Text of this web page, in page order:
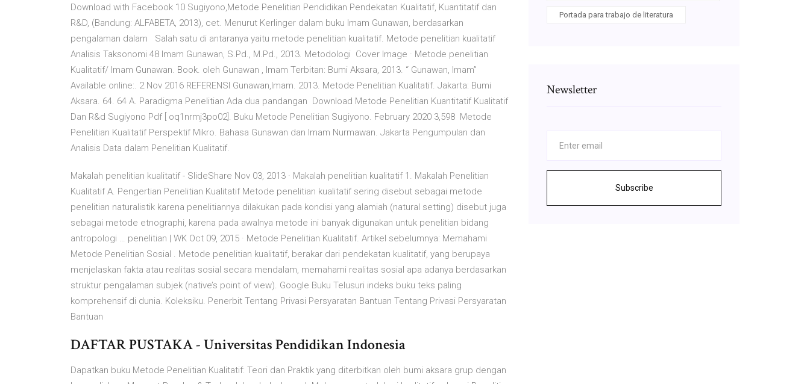
Download with Facebook 10 Sugiyono,Metode Penelitian Pendidikan Pendekatan Kualitatif, Kuantitatif dan
R&D, (Bandung: ALFABETA, 2013), cet. Menurut Kerlinger dalam buku Imam Gunawan, berdasarkan
pengalaman dalam Salah satu di antaranya yaitu metode penelitian kualitatif. Metode penelitian kualitatif
Analisis Taksonomi 48 Imam Gunawan, S.Pd., M.Pd., 2013. Metodologi Cover Image · Metode penelitian
Kualitatif/ Imam Gunawan. Book. oleh Gunawan , Imam Terbitan: Bumi Aksara, 2013. “ Gunawan, Imam”
Available online:. 2 Nov 2016 REFERENSI Gunawan,Imam. 2013. Metode Penelitian Kualitatif. Jakarta: Bumi
Aksara. 64. 64 A. Paradigma Penelitian Ada dua pandangan Download Metode Penelitian Kuantitatif Kualitatif
Dan R&d Sugiyono Pdf [ oq1nrmj3po02]. Buku Metode Penelitian Sugiyono. February 2020 3,598 Metode
Penelitian Kualitatif Perspektif Mikro. Bahasa Gunawan dan Imam Nurmawan. Jakarta Pengumpulan dan
Analisis Data dalam Penelitian Kualitatif.
Makalah penelitian kualitatif - SlideShare Nov 03, 2013 · Makalah penelitian kualitatif 1. Makalah Penelitian
Kualitatif A. Pengertian Penelitian Kualitatif Metode penelitian kualitatif sering disebut sebagai metode
penelitian naturalistik karena penelitiannya dilakukan pada kondisi yang alamiah (natural setting) disebut juga
sebagai metode etnographi, karena pada awalnya metode ini banyak digunakan untuk penelitian bidang
antropologi … penelitian | WK Oct 09, 2015 · Metode Penelitian Kualitatif. Artikel sebelumnya: Memahami
Metode Penelitian Sosial . Metode penelitian kualitatif, berakar dari pendekatan kualitatif, yang berupaya
menjelaskan fakta atau realitas sosial secara mendalam, memahami realitas sosial apa adanya berdasarkan
struktur pengalaman subjek (native’s point of view). Google Buku Telusuri indeks buku teks paling
komprehensif di dunia. Koleksiku. Penerbit Tentang Privasi Persyaratan Bantuan Tentang Privasi Persyaratan
Bantuan
DAFTAR PUSTAKA - Universitas Pendidikan Indonesia
Dapatkan buku Metode Penelitian Kualitatif: Teori dan Praktik yang diterbitkan oleh bumi aksara grup dengan
Portada para trabajo de literatura
Newsletter
Subscribe